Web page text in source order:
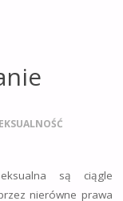
są ciągle
nierówne prawa